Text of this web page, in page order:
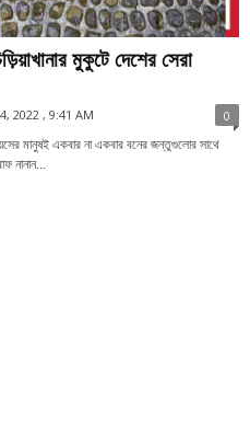
মুকুটে দেশের সেরা
2022 , 9:41 AM 0
মানুষই একবার না একবার বনের জন্তুগুলোর সাথে
নানান...